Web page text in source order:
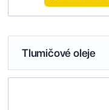
Tlumičové oleje